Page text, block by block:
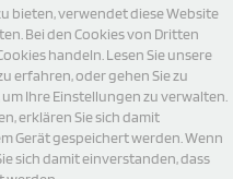
bieten, verwendet diese Website
Bei den Cookies von Dritten
handeln. Lesen Sie unsere
erfahren, oder gehen Sie zu
um Ihre Einstellungen zu verwalten.
erklären Sie sich damit
Gerät gespeichert werden. Wenn
sich damit einverstanden, dass
Rucksäcke
Shopper
Sweatshirt
T-Shirts
Turnbeutel
USB-Sticks